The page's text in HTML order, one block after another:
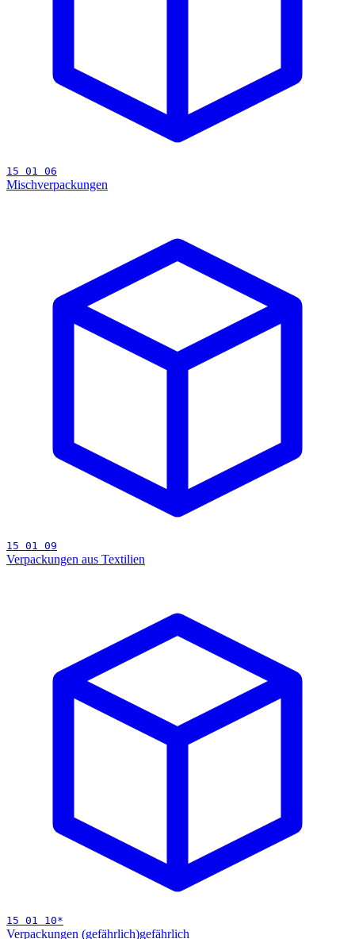
15 01 06
Mischverpackungen
15 01 09
Verpackungen aus Textilien
15 01 10*
Verpackungen (gefährlich)gefährlich